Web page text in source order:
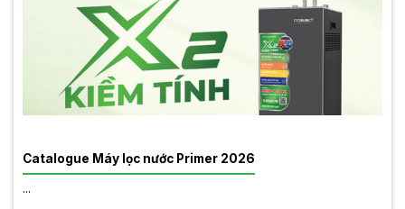
Catalogue Máy lọc nước Primer 2026
...